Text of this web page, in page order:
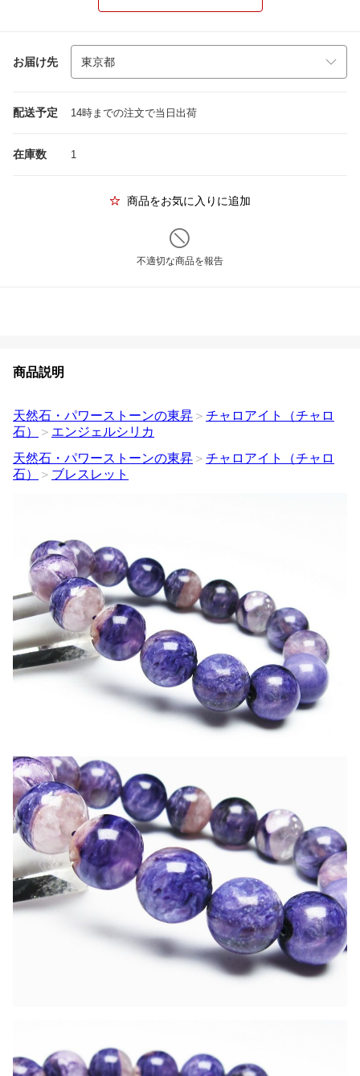
お届け先
配送予定 14時までの注文で当日出荷
在庫数 1
商品をお気に入りに追加
不適切な商品を報告
商品説明
天然石・パワーストーンの東昇 ＞ チャロアイト（チャロ
石）
＞ エンジェルシリカ
天然石・パワーストーンの東昇 ＞ チャロアイト（チャロ
石）
＞ ブレスレット